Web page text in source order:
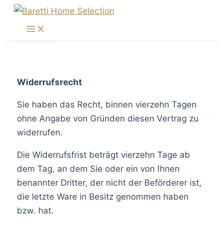
Zum
Main
Widerrufsrecht
Sie haben das Recht, binnen vierzehn Tagen
ohne Angabe von Gründen diesen Vertrag zu
widerrufen.
Die Widerrufsfrist beträgt vierzehn Tage ab
dem Tag, an dem Sie oder ein von Ihnen
benannter Dritter, der nicht der Beförderer ist,
die letzte Ware in Besitz genommen haben
bzw. hat.